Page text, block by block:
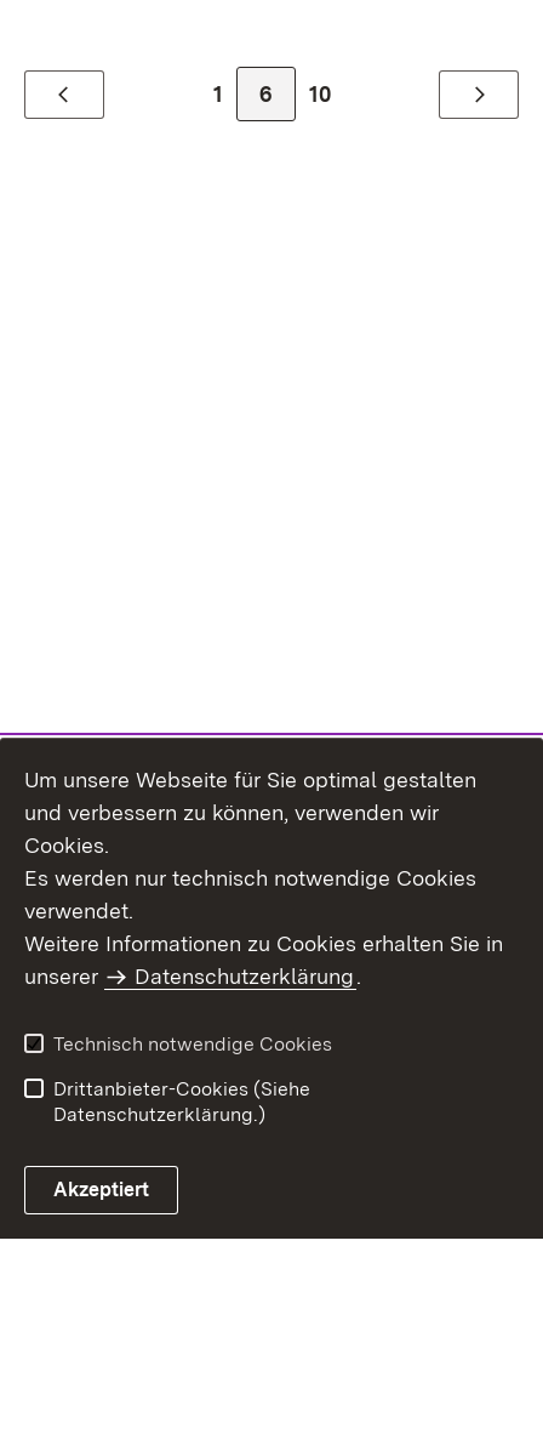
Zur Seite
1 Zur Seite
6 Zur Seite
10 Weiter
Themenübersicht
Barrierefreiheit
Um unsere Webseite für Sie optimal gestalten
und verbessern zu können, verwenden wir
Cookies.
Es werden nur technisch notwendige Cookies
verwendet.
Weitere Informationen zu Cookies erhalten Sie in
unserer
Datenschutzerklärung.
Technisch notwendige Cookies
Drittanbieter-Cookies (Siehe
Datenschutzerklärung.)
Akzeptiert